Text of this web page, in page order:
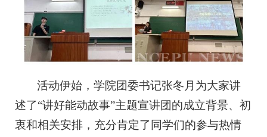
活动伊始，学院团委书记张冬月为大家讲
述了“讲好能动故事”主题宣讲团的成立背景、初
衷和相关安排，充分肯定了同学们的参与热情